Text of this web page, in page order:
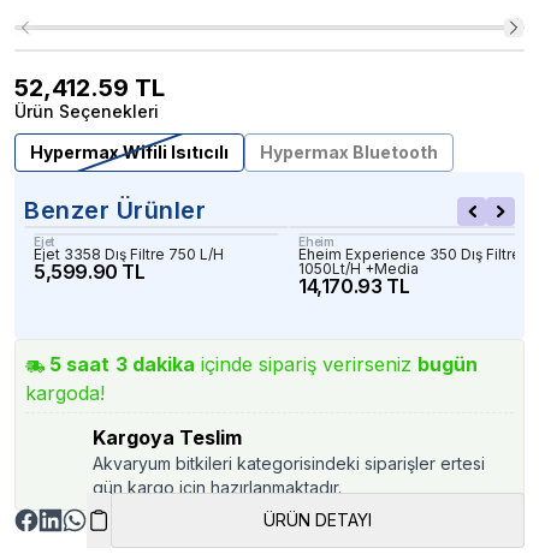
52,412.59 TL
Ürün Seçenekleri
Hypermax Wifili Isıtıcılı
Hypermax Bluetooth
Benzer Ürünler
Ejet
Ejet 3358 Dış Filtre 750 L/H
5,599.90 TL
Eheim
Eheim Experience 350 Dış Filtre
1050Lt/H +Media
14,170.93 TL
5 saat 3 dakika içinde sipariş verirseniz bugün
kargoda!
Kargoya Teslim
Akvaryum bitkileri kategorisindeki siparişler ertesi
gün kargo için hazırlanmaktadır.
ÜRÜN DETAYI